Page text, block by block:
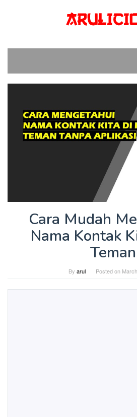
Cara Mudah
Nama Kontak
Teman
By arul Posted on